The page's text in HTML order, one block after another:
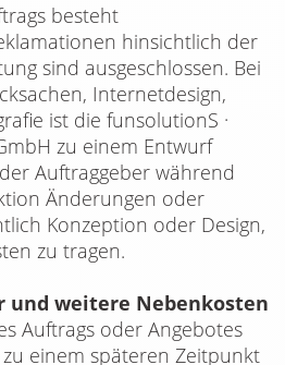
besteht
hinsichtlich der
sind ausgeschlossen. Bei
Internetdesign,
ist die funsolutionS ·
zu einem Entwurf
Auftraggeber während
Änderungen oder
Konzeption oder Design,
zu tragen.
und weitere Nebenkosten
Auftrags oder Angebotes
einem späteren Zeitpunkt